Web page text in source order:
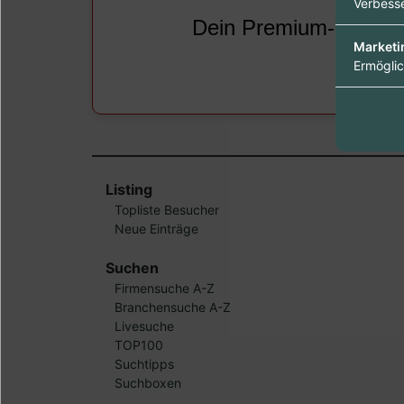
Dein Premium-
Listing
Topliste Besucher
Neue Einträge
Suchen
Firmensuche A-Z
Branchensuche A-Z
Livesuche
TOP100
Suchtipps
Suchboxen